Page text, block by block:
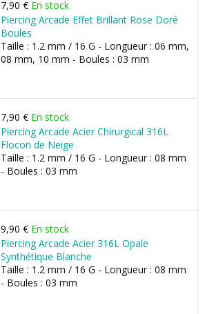
7,90 € En stock
Piercing Arcade Effet Brillant Rose Doré
Boules
Taille : 1.2 mm / 16 G - Longueur : 06 mm,
08 mm, 10 mm - Boules : 03 mm
7,90 € En stock
Piercing Arcade Acier Chirurgical 316L
Flocon de Neige
Taille : 1.2 mm / 16 G - Longueur : 08 mm
- Boules : 03 mm
9,90 € En stock
Piercing Arcade Acier 316L Opale
Synthétique Blanche
Taille : 1.2 mm / 16 G - Longueur : 08 mm
- Boules : 03 mm